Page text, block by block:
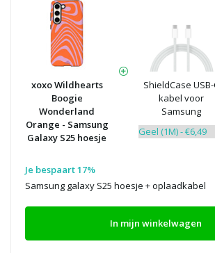
xoxo Wildhearts
Boogie
Wonderland
Orange - Samsung
Galaxy S25 hoesje
ShieldCase USB-
kabel voor
Samsung
Je bespaart 17%
Samsung galaxy S25 hoesje + oplaadkabel
In mijn winkelwagen